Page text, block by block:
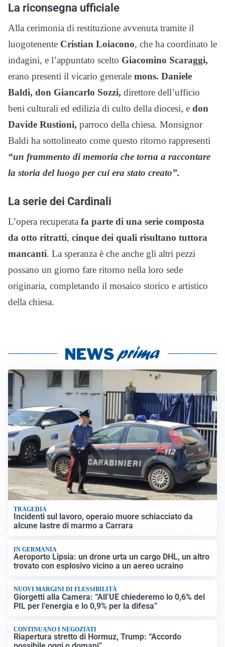
La riconsegna ufficiale
Alla cerimonia di restituzione avvenuta tramite il
luogotenente Cristian Loiacono, che ha coordinato le
indagini, e l’appuntato scelto Giacomino Scaraggi,
erano presenti il vicario generale mons. Daniele
Baldi, don Giancarlo Sozzi, direttore dell’ufficio
beni culturali ed edilizia di culto della diocesi, e don
Davide Rustioni, parroco della chiesa. Monsignor
Baldi ha sottolineato come questo ritorno rappresenti
“un frammento di memoria che torna a raccontare
la storia del luogo per cui era stato creato”.
La serie dei Cardinali
L’opera recuperata fa parte di una serie composta
da otto ritratti, cinque dei quali risultano tuttora
mancanti. La speranza è che anche gli altri pezzi
possano un giorno fare ritorno nella loro sede
originaria, completando il mosaico storico e artistico
della chiesa.
TRAGEDIA
Incidenti sul lavoro, operaio muore schiacciato da
alcune lastre di marmo a Carrara
IN GERMANIA
Aeroporto Lipsia: un drone urta un cargo DHL, un altro
trovato con esplosivo vicino a un aereo ucraino
NUOVI MARGINI DI FLESSIBILITÀ
Giorgetti alla Camera: “All’UE chiederemo lo 0,6% del
PIL per l’energia e lo 0,9% per la difesa”
CONTINUANO I NEGOZIATI
Riapertura stretto di Hormuz, Trump: “Accordo